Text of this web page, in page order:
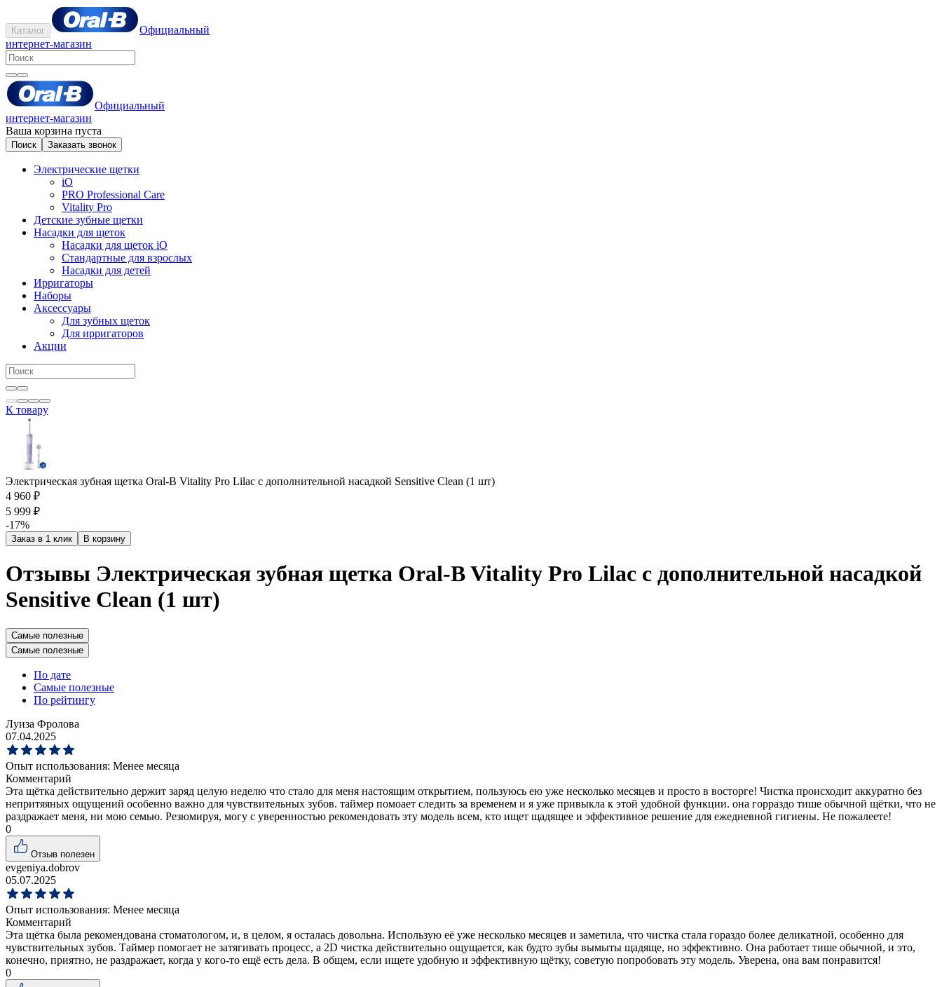
Каталог
Официальный
интернет-магазин
Официальный
интернет-магазин
Ваша корзина пуста
Поиск Заказать звонок
Электрические щетки
iO
PRO Professional Care
Vitality Pro
Детские зубные щетки
Насадки для щеток
Насадки для щеток iO
Стандартные для взрослых
Насадки для детей
Ирригаторы
Наборы
Аксессуары
Для зубных щеток
Для ирригаторов
Акции
К товару
Электрическая зубная щетка Oral-B Vitality Pro Lilac c дополнительной насадкой Sensitive Clean (1 шт)
4 960 ₽
5 999 ₽
-17%
Заказ в 1 клик В корзину
Отзывы Электрическая зубная щетка Oral-B Vitality Pro Lilac c дополнительной насадкой
Sensitive Clean (1 шт)
Самые полезные
Самые полезные
По дате
Самые полезные
По рейтингу
Луиза Фролова
07.04.2025
Опыт использования: Менее месяца
Комментарий
Эта щётка действительно держит заряд целую неделю что стало для меня настоящим открытием, пользуюсь ею уже несколько месяцев и просто в восторге! Чистка происходит аккуратно без
непритяяных ощущений особенно важно для чувствительных зубов. таймер помоает следить за временем и я уже привыкла к этой удобной функции. она горраздо тише обычной щётки, что не
раздражает меня, ни мою семью. Резюмируя, могу с уверенностью рекомендовать эту модель всем, кто ищет щадящее и эффективное решение для ежедневной гигиены. Не пожалеете!
0
Отзыв полезен
evgeniya.dobrov
05.07.2025
Опыт использования: Менее месяца
Комментарий
Эта щётка была рекомендована стоматологом, и, в целом, я осталась довольна. Использую её уже несколько месяцев и заметила, что чистка стала гораздо более деликатной, особенно для
чувствительных зубов. Таймер помогает не затягивать процесс, а 2D чистка действительно ощущается, как будто зубы вымыты щадяще, но эффективно. Она работает тише обычной, и это,
конечно, приятно, не раздражает, когда у кого-то ещё есть дела. В общем, если ищете удобную и эффективную щётку, советую попробовать эту модель. Уверена, она вам понравится!
0